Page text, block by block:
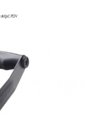
uključ. PDV